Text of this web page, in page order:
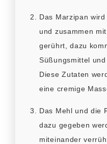
Das Marzipan
und zusammen
gerührt, dazu
Süßungsmittel
Diese Zutaten
eine cremige
Das Mehl und die
dazu gegeben
miteinander